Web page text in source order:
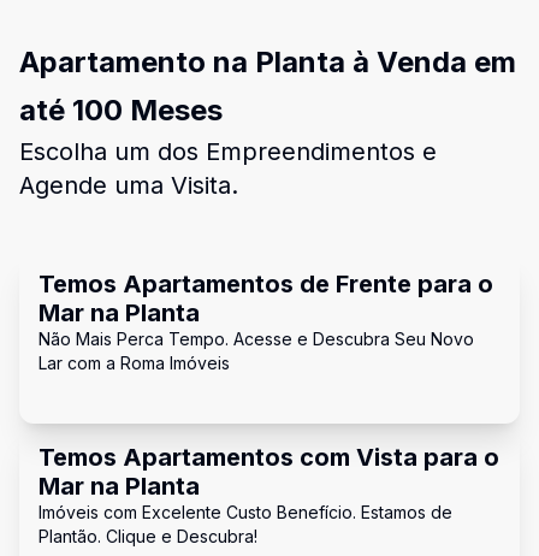
Apartamento na Planta à Venda em
até 100 Meses
Escolha um dos Empreendimentos e
Agende uma Visita.
Temos Apartamentos de Frente para o
Mar na Planta
Não Mais Perca Tempo. Acesse e Descubra Seu Novo
Lar com a Roma Imóveis
Temos Apartamentos com Vista para o
Mar na Planta
Imóveis com Excelente Custo Benefício. Estamos de
Plantão. Clique e Descubra!